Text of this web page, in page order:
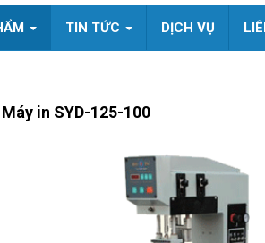
TIN TỨC DỊCH VỤ
Máy in SYD-125-100